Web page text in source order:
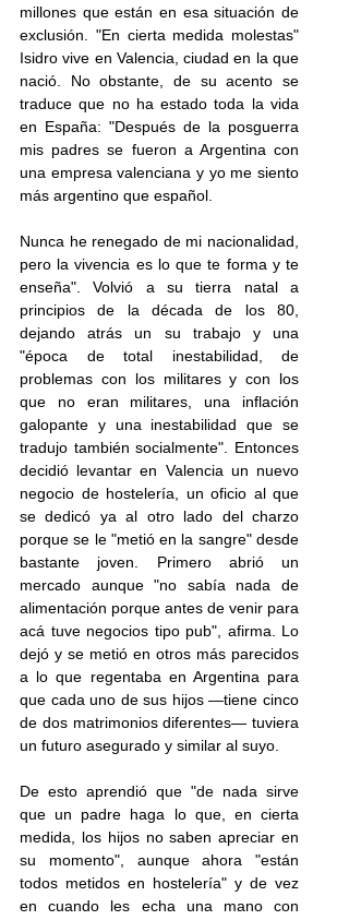
millones que están en esa situación de
exclusión. "En cierta medida molestas"
Isidro vive en Valencia, ciudad en la que
nació. No obstante, de su acento se
traduce que no ha estado toda la vida
en España: "Después de la posguerra
mis padres se fueron a Argentina con
una empresa valenciana y yo me siento
más argentino que español.
Nunca he renegado de mi nacionalidad,
pero la vivencia es lo que te forma y te
enseña". Volvió a su tierra natal a
principios de la década de los 80,
dejando atrás un su trabajo y una
"época de total inestabilidad, de
problemas con los militares y con los
que no eran militares, una inflación
galopante y una inestabilidad que se
tradujo también socialmente". Entonces
decidió levantar en Valencia un nuevo
negocio de hostelería, un oficio al que
se dedicó ya al otro lado del charzo
porque se le "metió en la sangre" desde
bastante joven. Primero abrió un
mercado aunque "no sabía nada de
alimentación porque antes de venir para
acá tuve negocios tipo pub", afirma. Lo
dejó y se metió en otros más parecidos
a lo que regentaba en Argentina para
que cada uno de sus hijos —tiene cinco
de dos matrimonios diferentes— tuviera
un futuro asegurado y similar al suyo.
De esto aprendió que "de nada sirve
que un padre haga lo que, en cierta
medida, los hijos no saben apreciar en
su momento", aunque ahora "están
todos metidos en hostelería" y de vez
en cuando les echa una mano con